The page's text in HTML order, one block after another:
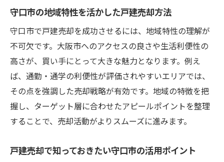
利点
戸建売却を有利に進める会社比較の具体的
手順
守口市のサービス内容で戸建売却を選ぶコ
ツ
守口市における戸建売却の最新相場と動向解説
戸建売却で知っておくべき守口市の最新相
場
守口市の地域特性を活かした戸建売却方法
守口市で戸建売却を成功させるには、地域特性の理解が
不可欠です。大阪市へのアクセスの良さや生活利便性の
高さが、買い手にとって大きな魅力となります。例え
ば、通勤・通学の利便性が評価されやすいエリアでは、
その点を強調した売却戦略が有効です。地域の特徴を把
握し、ターゲット層に合わせたアピールポイントを整理
することで、売却活動がよりスムーズに進みます。
戸建売却で知っておきたい守口市の活用ポイント